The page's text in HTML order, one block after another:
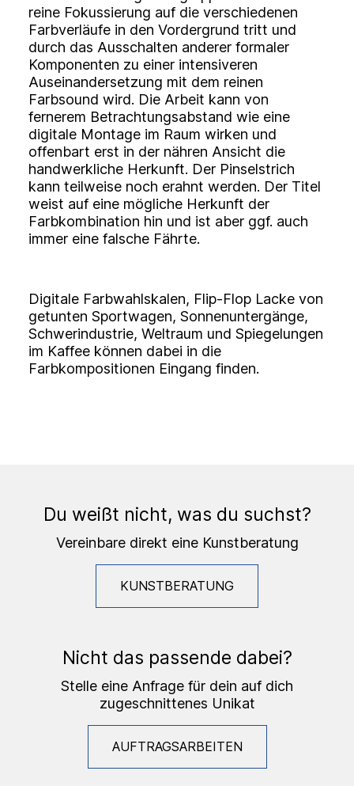
reine Fokussierung auf die verschiedenen
Farbverläufe in den Vordergrund tritt und
durch das Ausschalten anderer formaler
Komponenten zu einer intensiveren
Auseinandersetzung mit dem reinen
Farbsound wird. Die Arbeit kann von
fernerem Betrachtungsabstand wie eine
digitale Montage im Raum wirken und
offenbart erst in der nähren Ansicht die
handwerkliche Herkunft. Der Pinselstrich
kann teilweise noch erahnt werden. Der Titel
weist auf eine mögliche Herkunft der
Farbkombination hin und ist aber ggf. auch
immer eine falsche Fährte.
Digitale Farbwahlskalen, Flip-Flop Lacke von
getunten Sportwagen, Sonnenuntergänge,
Schwerindustrie, Weltraum und Spiegelungen
im Kaffee können dabei in die
Farbkompositionen Eingang finden.
Du weißt nicht, was du suchst?
Vereinbare direkt eine Kunstberatung
KUNSTBERATUNG
Nicht das passende dabei?
Stelle eine Anfrage für dein auf dich
zugeschnittenes Unikat
AUFTRAGSARBEITEN